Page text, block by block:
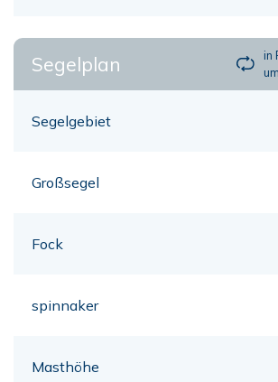
Segelplan
in
Segelgebiet
Großsegel
Fock
spinnaker
Masthöhe